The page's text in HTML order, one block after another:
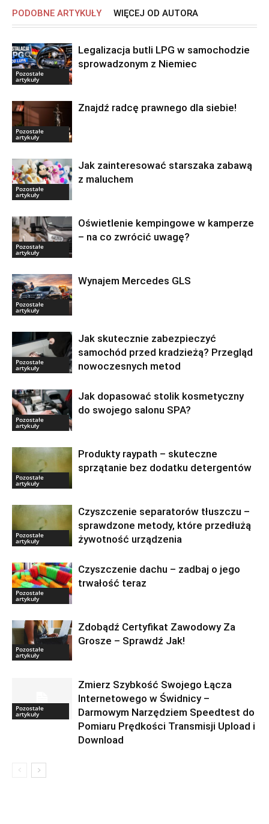
PODOBNE ARTYKUŁY WIĘCEJ OD AUTORA
Pozostałe
artykuły
Legalizacja butli LPG w samochodzie
sprowadzonym z Niemiec
Pozostałe
artykuły
Znajdź radcę prawnego dla siebie!
Pozostałe
artykuły
Jak zainteresować starszaka zabawą
z maluchem
Pozostałe
artykuły
Oświetlenie kempingowe w kamperze
– na co zwrócić uwagę?
Pozostałe
artykuły
Wynajem Mercedes GLS
Pozostałe
artykuły
Jak skutecznie zabezpieczyć
samochód przed kradzieżą? Przegląd
nowoczesnych metod
Pozostałe
artykuły
Jak dopasować stolik kosmetyczny
do swojego salonu SPA?
Pozostałe
artykuły
Produkty raypath – skuteczne
sprzątanie bez dodatku detergentów
Pozostałe
artykuły
Czyszczenie separatorów tłuszczu –
sprawdzone metody, które przedłużą
żywotność urządzenia
Pozostałe
artykuły
Czyszczenie dachu – zadbaj o jego
trwałość teraz
Pozostałe
artykuły
Zdobądź Certyfikat Zawodowy Za
Grosze – Sprawdź Jak!
Pozostałe
artykuły
Zmierz Szybkość Swojego Łącza
Internetowego w Świdnicy –
Darmowym Narzędziem Speedtest do
Pomiaru Prędkości Transmisji Upload i
Download